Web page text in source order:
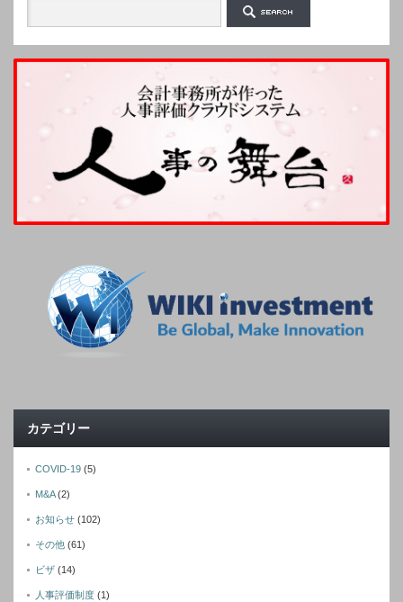
カテゴリー
COVID-19 (5)
M&A(2)
お知らせ (102)
その他 (61)
ビザ (14)
人事評価制度 (1)